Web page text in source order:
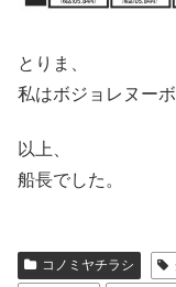
とりま、
私はボジョレヌー
以上、
船長でした。
コノミヤチラシ